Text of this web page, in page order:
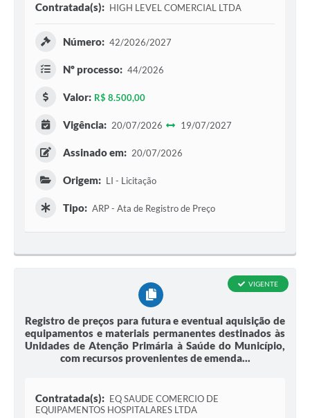
Contratada(s): HIGH LEVEL COMERCIAL LTDA
Número: 42/2026/2027
Nº processo: 44/2026
Valor: R$ 8.500,00
Vigência: 20/07/2026 19/07/2027
Assinado em: 20/07/2026
Origem: LI - Licitação
Tipo: ARP - Ata de Registro de Preço
Registro de preços para futura e eventual aquisição de
equipamentos e materiais permanentes destinados às
Unidades de Atenção Primária à Saúde do Município,
com recursos provenientes de emenda...
VIGENTE
Contratada(s): EQ SAUDE COMERCIO DE
EQUIPAMENTOS HOSPITALARES LTDA